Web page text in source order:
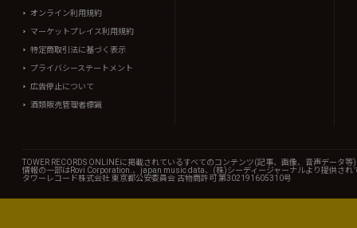
オンライン利用規約
マーケットプレイス利用規約
特定商取引法に基づく表示
プライバシーステートメント
広告停止について
酒類販売管理者標識
TOWER RECORDS ONLINEに掲載されているすべてのコンテンツ(記事、画像、音声データ
情報の一部はRovi Corporation.、japan music data、(株)シーディージャーナルより提供され
タワーレコード株式会社 東京都公安委員会 古物商許可 第302191605310号